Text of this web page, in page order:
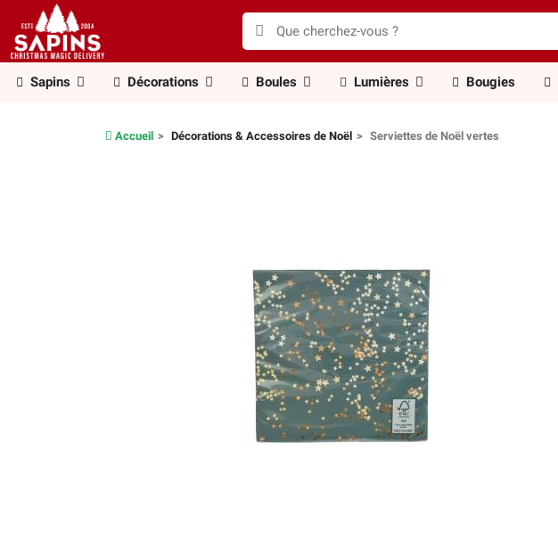
Sapins Décorations Boules Lumières Bougies
Accueil Décorations & Accessoires de Noël Serviettes de Noël vertes